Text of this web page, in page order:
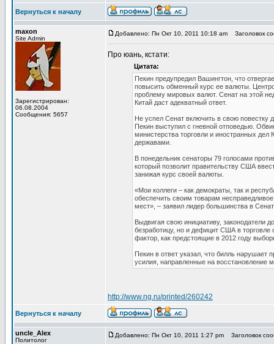
Вернуться к началу
maxon
Site Admin
Зарегистрирован:
06.08.2004
Сообщения: 5657
Добавлено: Пн Окт 10, 2011 10:18 am Заголовок
Про юань, кстати:
Цитата:
Пекин предупредил Вашингтон, что
повысить обменный курс ее валюты.
проблему мировых валют. Сенат на этой
Китай даст адекватный ответ.
Не успел Сенат включить в свою повестку
Пекин выступил с гневной отповедью.
министерства торговли и иностранных дел
державами.
В понедельник сенаторы 79 голосами
который позволит правительству США
занижая курс своей валюты.
«Мои коллеги – как демократы, так и
обеспечить своим товарам
мест», – заявил лидер большинства в
Выдвигая свою инициативу, законодатели
безработицу, но и дефицит США в торговле
фактор, как предстоящие в 2012 году
Пекин в ответ указал, что билль нарушает
усилия, направленные на восстановление
http://www.ng.ru/printed/260242
Вернуться к началу
uncle_Alex
Политолог
Добавлено: Пн Окт 10, 2011 1:27 pm Заголовок